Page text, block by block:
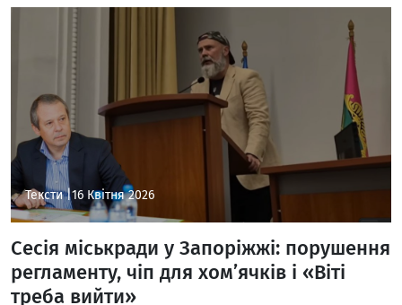
Тексти |16 Квітня 2026
Сесія міськради у Запоріжжі: порушення
регламенту, чіп для хом’ячків і «Віті
треба вийти»